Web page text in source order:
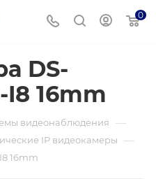
0
DS-
I8 16mm
видеонаблюдения —
IP видеокамеры —
16mm